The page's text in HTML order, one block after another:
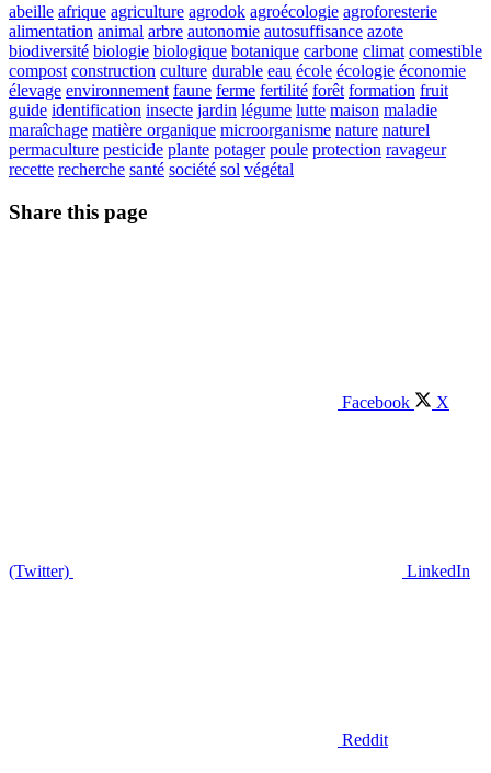
abeille afrique agriculture agrodok agroécologie agroforesterie
alimentation animal arbre autonomie autosuffisance azote
biodiversité biologie biologique botanique carbone climat comestible
compost construction culture durable eau école écologie économie
élevage environnement faune ferme fertilité forêt formation fruit
guide identification insecte jardin légume lutte maison maladie
maraîchage matière organique microorganisme nature naturel
permaculture pesticide plante potager poule protection ravageur
recette recherche santé société sol végétal
Share this page
Facebook X
(Twitter) LinkedIn
Reddit